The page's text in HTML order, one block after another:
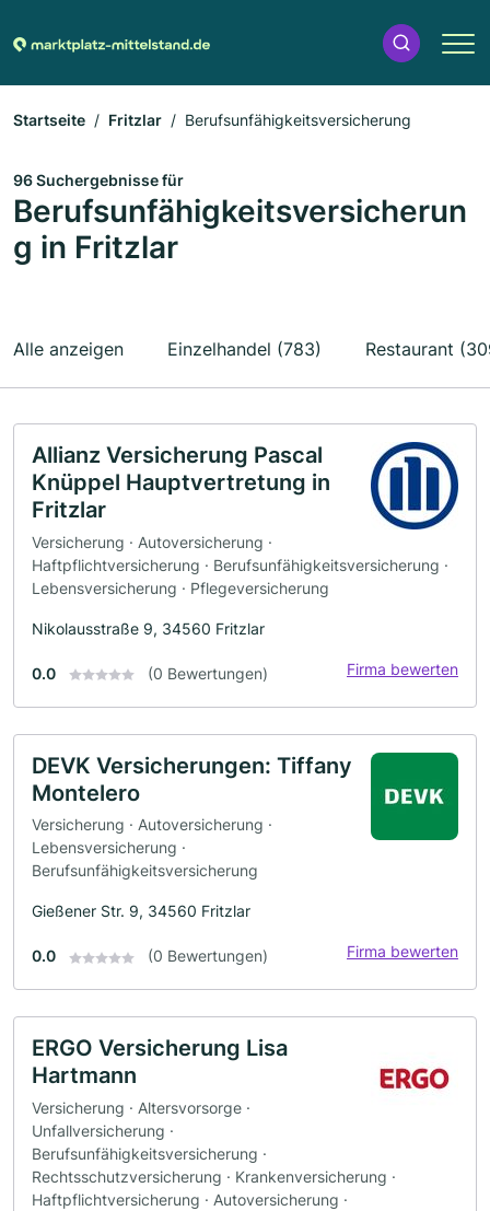
Startseite Fritzlar Berufsunfähigkeitsversicherung
96 Suchergebnisse für
Berufsunfähigkeitsversicherun
g in Fritzlar
Alle anzeigen Einzelhandel (783) Restaurant
Allianz Versicherung Pascal
Knüppel Hauptvertretung in
Fritzlar
Versicherung · Autoversicherung ·
Haftpflichtversicherung · Berufsunfähigkeitsversicherung ·
Lebensversicherung · Pflegeversicherung
Nikolausstraße 9, 34560 Fritzlar
0.0 (0 Bewertungen) Firma bewerten
DEVK Versicherungen: Tiffany
Montelero
Versicherung · Autoversicherung ·
Lebensversicherung ·
Berufsunfähigkeitsversicherung
Gießener Str. 9, 34560 Fritzlar
0.0 (0 Bewertungen) Firma bewerten
ERGO Versicherung Lisa
Hartmann
Versicherung · Altersvorsorge ·
Unfallversicherung ·
Berufsunfähigkeitsversicherung ·
Rechtsschutzversicherung · Krankenversicherung ·
Haftpflichtversicherung · Autoversicherung ·